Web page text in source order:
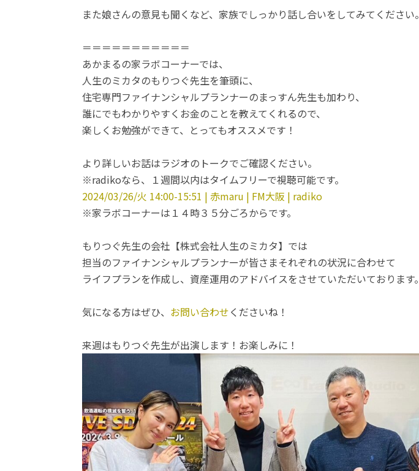
また娘さんの意見も聞くなど、家族でしっかり話し合いをしてみてください。
＝＝＝＝＝＝＝＝＝＝＝
あかまるの家ラボコーナーでは、
人生のミカタのもりつぐ先生を筆頭に、
住宅専門ファイナンシャルプランナーのまっすん先生も加わり、
誰にでもわかりやすくお金のことを教えてくれるので、
楽しくお勉強ができて、とってもオススメです！
より詳しいお話はラジオのトークでご確認ください。
※radikoなら、１週間以内はタイムフリーで視聴可能です。
2024/03/26/火 14:00-15:51 | 赤maru | FM大阪 | radiko
※家ラボコーナーは１４時３５分ごろからです。
もりつぐ先生の会社【株式会社人生のミカタ】では
担当のファイナンシャルプランナーが皆さまそれぞれの状況に合わせて
ライフプランを作成し、資産運用のアドバイスをさせていただいております。
気になる方はぜひ、 お問い合わせくださいね！
来週はもりつぐ先生が出演します！お楽しみに！